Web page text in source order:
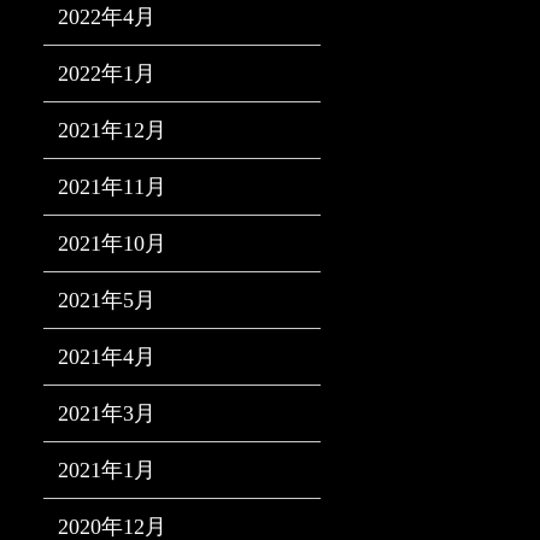
2022年4月
2022年1月
2021年12月
2021年11月
2021年10月
2021年5月
2021年4月
2021年3月
2021年1月
2020年12月